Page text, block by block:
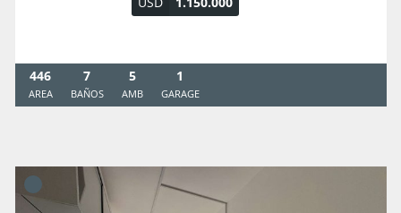
446
AREA
7
BAÑOS
5
AMB
1
GARAGE